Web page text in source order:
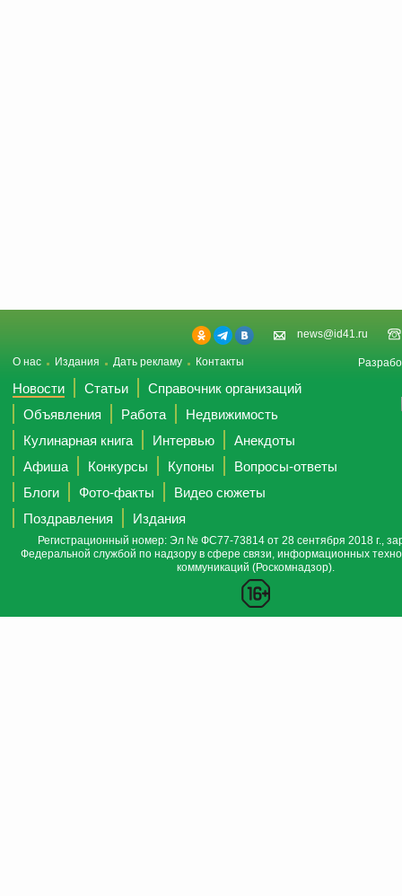
news@id41.ru
О нас Издания Дать рекламу Контакты
Новости Статьи
Справочник организаций
Объявления
Работа
Недвижимость
Кулинарная книга
Интервью
Анекдоты
Афиша
Конкурсы Купоны
Вопросы-ответы
Блоги
Фото-факты
Видео сюжеты
Поздравления
Издания
Регистрационный номер: Эл № ФС77-73814 от 28 сентября 2018 г.,
Федеральной службой по надзору в сфере связи, информационных
коммуникаций (Роскомнадзор).